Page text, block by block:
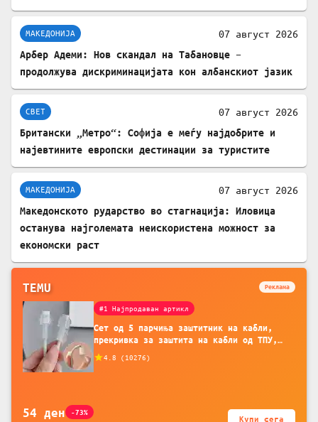
МАКЕДОНИЈА 07 август 2026
Арбер Адеми: Нов скандал на Табановце –
продолжува дискриминацијата кон албанскиот јазик
СВЕТ 07 август 2026
Британски „Метро“: Софија е меѓу најдобрите и
најевтините европски дестинации за туристите
МАКЕДОНИЈА 07 август 2026
Македонското рударство во стагнација: Иловица
останува најголемата неискористена можност за
економски раст
TEMU Реклама
#1 Најпродаван артикл
Сет од 5 парчиња заштитник на кабли,
прекривка за заштита на кабли од ТПУ,
батерија, за мобилни телефони, комплет
4.8 ( 10276)
54 ден -73%
Купи сега